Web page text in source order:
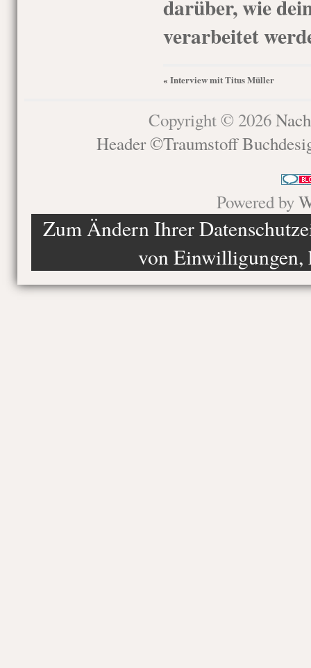
darüber, wie
verarbeitet
« Interview mit Titus Müller
Copyright © 2026
Header ©Traumstoff
Powered by
Zum Ändern Ihrer
von